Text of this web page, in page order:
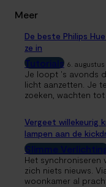
Meer
De beste Philips
ze in
Tutorials 6.
Je loopt 's avonds
licht aanzetten. Je
zoeken, wachten tot
Vergeet willekeurig
lampen aan de
Slimme
Het synchroniseren
zich niets nieuws.
woonkamer al